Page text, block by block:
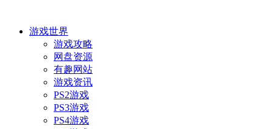
游戏世界
游戏攻略
网盘资源
有趣网站
游戏资讯
PS2游戏
PS3游戏
PS4游戏